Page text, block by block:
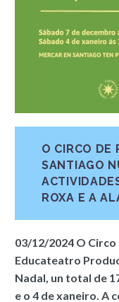
O CIRCO DE
SANTIAGO
ROXA E A
03/12/2024 O Circo
Educateatro
Nadal, un total de
e o 4 de xaneiro. A